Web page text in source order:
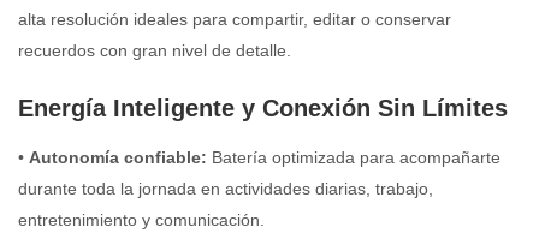
alta resolución ideales para compartir, editar o conservar
recuerdos con gran nivel de detalle.
Energía Inteligente y Conexión Sin Límites
• Autonomía confiable: Batería optimizada para acompañarte
durante toda la jornada en actividades diarias, trabajo,
entretenimiento y comunicación.